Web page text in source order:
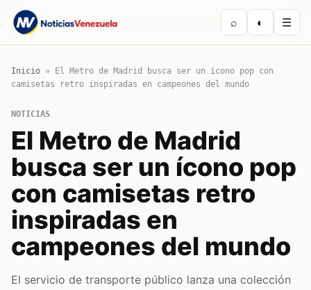
⌕ ◐ ☰
Inicio »
El Metro de Madrid busca ser un ícono pop con
camisetas retro inspiradas en campeones del mundo
NOTICIAS
El Metro de Madrid
busca ser un ícono pop
con camisetas retro
inspiradas en
campeones del mundo
El servicio de transporte público lanza una colección